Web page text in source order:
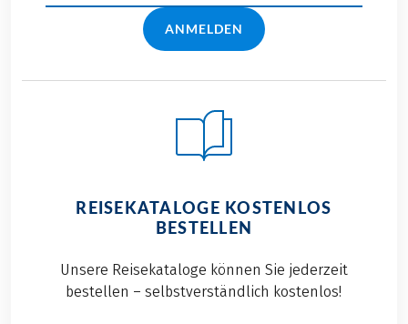
ANMELDEN
REISEKATALOGE KOSTENLOS
BESTELLEN
Unsere Reisekataloge können Sie jederzeit
bestellen – selbstverständlich kostenlos!